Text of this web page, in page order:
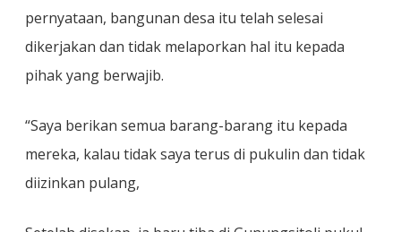
pernyataan, bangunan desa itu telah selesai
dikerjakan dan tidak melaporkan hal itu kepada
pihak yang berwajib.
“Saya berikan semua barang-barang itu kepada
mereka, kalau tidak saya terus di pukulin dan tidak
diizinkan pulang,